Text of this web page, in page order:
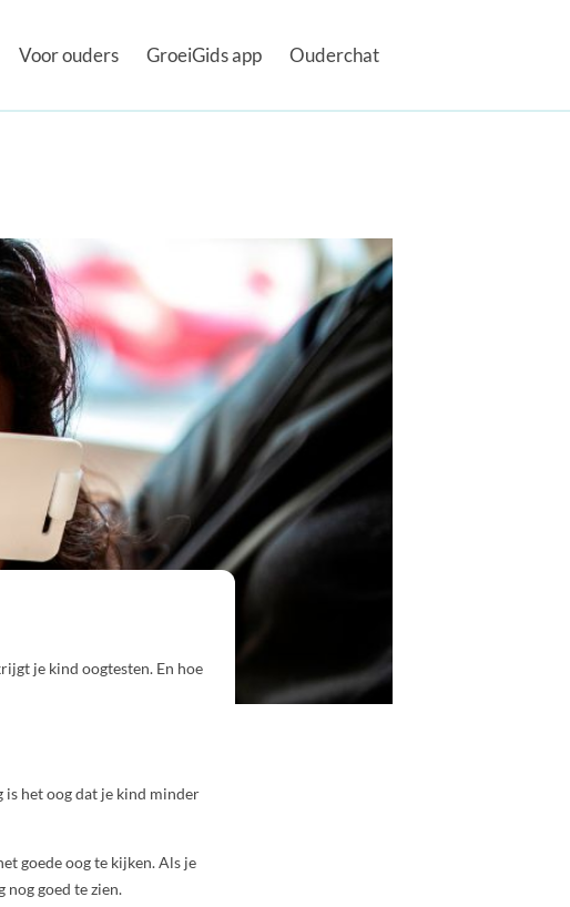
Voor ouders GroeiGids app Ouderchat
je kind oogtesten. En hoe
is het oog dat je kind minder
goede oog te kijken. Als je
goed te zien.